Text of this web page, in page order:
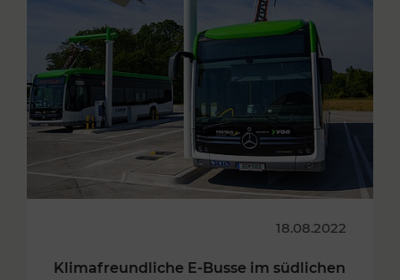
18.08.2022
Klimafreundliche E-Busse im südlichen